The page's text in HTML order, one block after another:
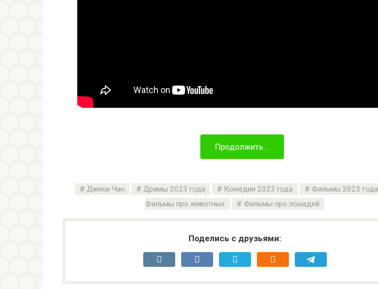
Продолжить...
Джеки Чан Драмы 2023 года Комедии 2023 года
Фильмы 2023 года
Фильмы про животных
Фильмы про лошадей
Поделись с друзьями: